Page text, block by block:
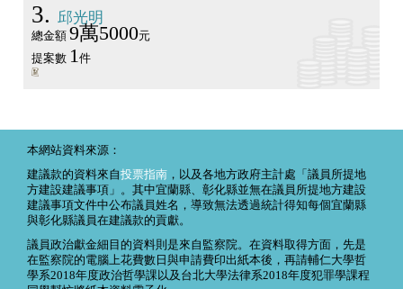
3 邱光明
總金額 9萬5000元
提案數 1件
本網站資料來源：
建議款的資料來自投票指南 ，以及各地方政府主計處「議員所提地
方建設建議事項」。其中宜蘭縣、彰化縣並無在議員所提地方建設
建議事項文件中公布議員姓名，導致無法透過統計得知每個宜蘭縣
與彰化縣議員在建議款的貢獻。
議員政治獻金細目的資料則是來自監察院。在資料取得方面，先是
在監察院的電腦上花費數日與申請費印出紙本後，再請輔仁大學哲
學系2018年度政治哲學課以及台北大學法律系2018年度犯罪學課程